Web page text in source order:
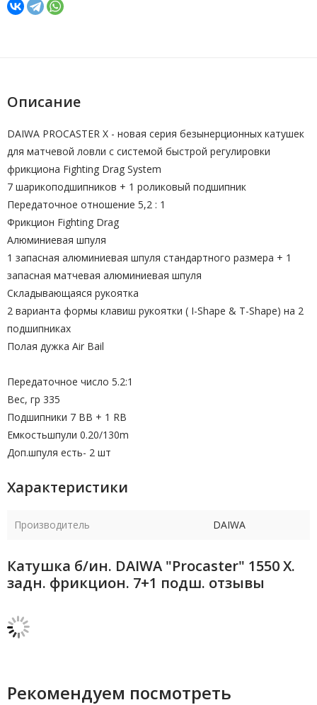
Описание
DAIWA PROCASTER Х - новая серия безынерционных катушек
для матчевой ловли с системой быстрой регулировки
фрикциона Fighting Drag System
7 шарикоподшипников + 1 роликовый подшипник
Передаточное отношение 5,2 : 1
Фрикцион Fighting Drag
Алюминиевая шпуля
1 запасная алюминиевая шпуля стандартного размера + 1
запасная матчевая алюминиевая шпуля
Складывающаяся рукоятка
2 варианта формы клавиш рукоятки ( I-Shape & T-Shape) на 2
подшипниках
Полая дужка Air Bail
Передаточное число 5.2:1
Вес, гр 335
Подшипники 7 BB + 1 RB
Емкостьшпули 0.20/130m
Доп.шпуля есть- 2 шт
Характеристики
Производитель DAIWA
Катушка б/ин. DAIWA "Procaster" 1550 Х.
задн. фрикцион. 7+1 подш. отзывы
Рекомендуем посмотреть